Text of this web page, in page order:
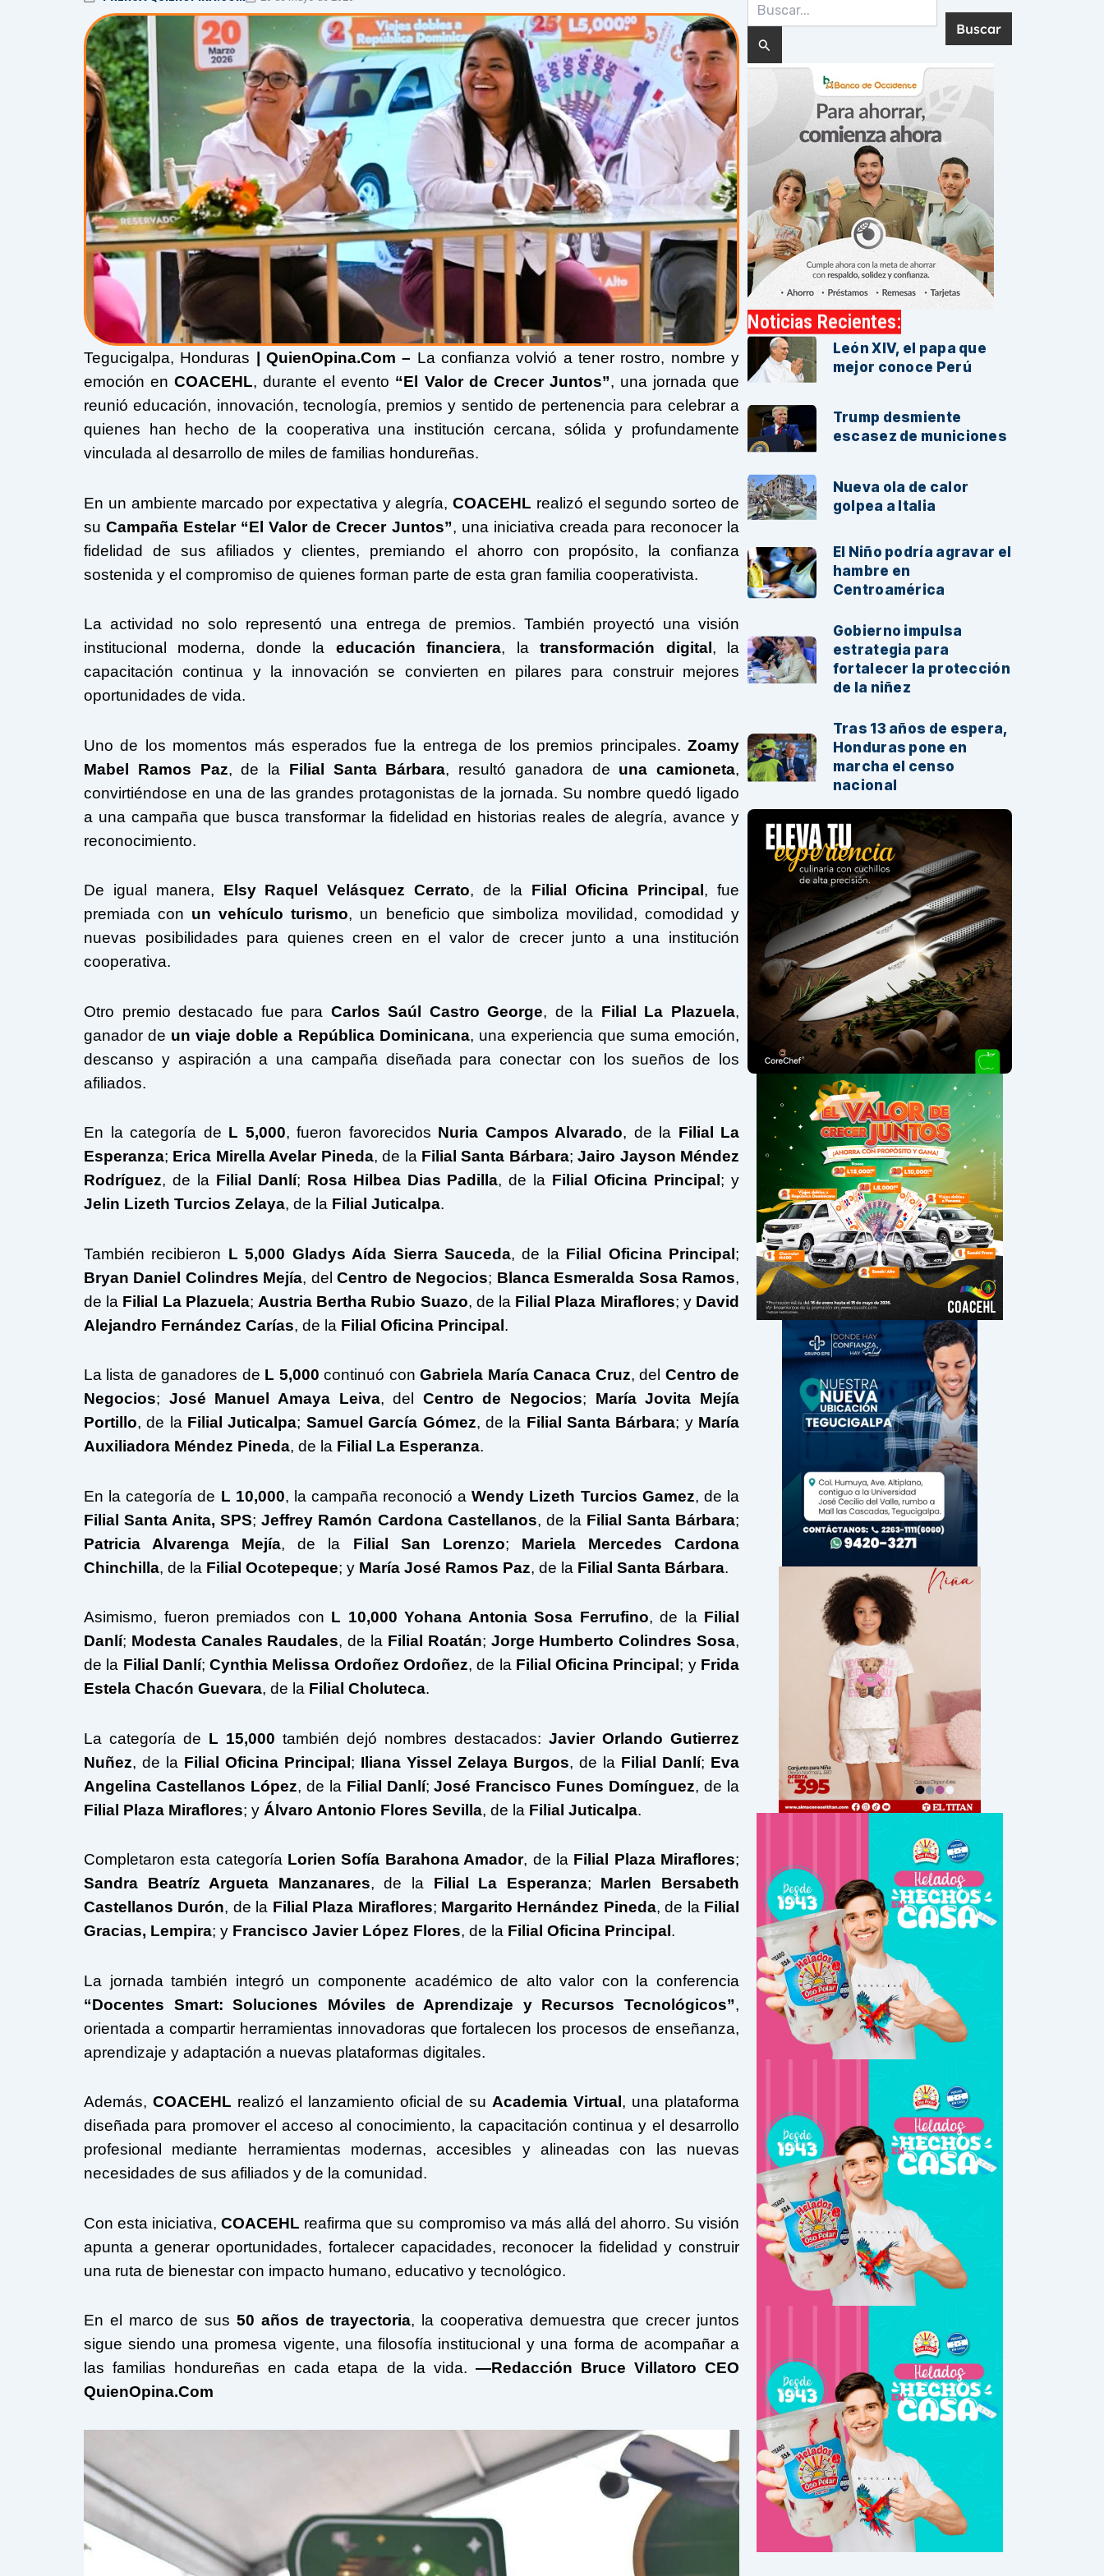
Tegucigalpa, Honduras | QuienOpina.Com – La confianza volvió a tener rostro, nombre y
emoción enCOACEHL, durante el evento “El Valor de Crecer Juntos”, una jornada que
reunió educación, innovación, tecnología, premios y sentido de pertenencia para celebrar a
quienes han hecho de la cooperativa una institución cercana, sólida y profundamente
vinculada al desarrollo de miles de familias hondureñas.
En un ambiente marcado por expectativa y alegría,COACEHL realizó el segundo sorteo de
suCampaña Estelar “El Valor de Crecer Juntos”, una iniciativa creada para reconocer la
fidelidad de sus afiliados y clientes, premiando el ahorro con propósito, la confianza
sostenida y el compromiso de quienes forman parte de esta gran familia cooperativista.
La actividad no solo representó una entrega de premios. También proyectó una visión
institucional moderna, donde la educación financiera, latransformación digital , la
capacitación continua y la innovación se convierten en pilares para construir mejores
oportunidades de vida.
Uno de los momentos más esperados fue la entrega de los premios principales. Zoamy
Mabel Ramos Paz, de la Filial Santa Bárbara, resultó ganadora de una camioneta,
convirtiéndose en una de las grandes protagonistas de la jornada. Su nombre quedó ligado
a una campaña que busca transformar la fidelidad en historias reales de alegría, avance y
reconocimiento.
De igual manera, Elsy Raquel Velásquez Cerrato, de la Filial Oficina Principal , fue
premiada con un vehículo turismo, un beneficio que simboliza movilidad, comodidad y
nuevas posibilidades para quienes creen en el valor de crecer junto a una institución
cooperativa.
Otro premio destacado fue para Carlos Saúl Castro George, de la Filial La Plazuela,
ganador de un viaje doble a República Dominicana, una experiencia que suma emoción,
descanso y aspiración a una campaña diseñada para conectar con los sueños de los
afiliados.
En la categoría de L 5,000, fueron favorecidos Nuria Campos Alvarado, de la Filial La
Esperanza; Erica Mirella Avelar Pineda, de la Filial Santa Bárbara;Jairo Jayson Méndez
Rodríguez, de la Filial Danlí; Rosa Hilbea Dias Padilla, de la Filial Oficina Principal ; y
Jelin Lizeth Turcios Zelaya, de la Filial Juticalpa.
También recibieron L 5,000 Gladys Aída Sierra Sauceda, de la Filial Oficina Principal ;
Bryan Daniel Colindres Mejía, delCentro de Negocios; Blanca Esmeralda Sosa Ramos,
de la Filial La Plazuela; Austria Bertha Rubio Suazo, de la Filial Plaza Miraflores; y David
Alejandro Fernández Carías, de la Filial Oficina Principal .
La lista de ganadores de L 5,000 continuó conGabriela María Canaca Cruz, del Centro de
Negocios; José Manuel Amaya Leiva, del Centro de Negocios; María Jovita Mejía
Portillo, de la Filial Juticalpa; Samuel García Gómez, de la Filial Santa Bárbara; y María
Auxiliadora Méndez Pineda, de la Filial La Esperanza.
En la categoría de L 10,000, la campaña reconoció aWendy Lizeth Turcios Gamez, de la
Filial Santa Anita, SPS;Jeffrey Ramón Cardona Castellanos, de la Filial Santa Bárbara;
Patricia Alvarenga Mejía, de la Filial San Lorenzo; Mariela Mercedes Cardona
Chinchilla, de la Filial Ocotepeque; y María José Ramos Paz, de la Filial Santa Bárbara.
Asimismo, fueron premiados con L 10,000 Yohana Antonia Sosa Ferrufino, de la Filial
Danlí; Modesta Canales Raudales, de la Filial Roatán; Jorge Humberto Colindres Sosa,
de la Filial Danlí;Cynthia Melissa Ordoñez Ordoñez, de la Filial Oficina Principal ; y Frida
Estela Chacón Guevara, de la Filial Choluteca.
La categoría de L 15,000 también dejó nombres destacados: Javier Orlando Gutierrez
Nuñez, de la Filial Oficina Principal ; Iliana Yissel Zelaya Burgos, de la Filial Danlí; Eva
Angelina Castellanos López, de la Filial Danlí;José Francisco Funes Domínguez, de la
Filial Plaza Miraflores; y Álvaro Antonio Flores Sevilla, de la Filial Juticalpa.
Completaron esta categoría Lorien Sofía Barahona Amador, de la Filial Plaza Miraflores;
Sandra Beatríz Argueta Manzanares, de la Filial La Esperanza; Marlen Bersabeth
Castellanos Durón, de la Filial Plaza Miraflores; Margarito Hernández Pineda, de la Filial
Gracias, Lempira; y Francisco Javier López Flores, de la Filial Oficina Principal .
La jornada también integró un componente académico de alto valor con la conferencia
“Docentes Smart: Soluciones Móviles de Aprendizaje y Recursos Tecnológicos”,
orientada a compartir herramientas innovadoras que fortalecen los procesos de enseñanza,
aprendizaje y adaptación a nuevas plataformas digitales.
Además, COACEHL realizó el lanzamiento oficial de suAcademia Virtual , una plataforma
diseñada para promover el acceso al conocimiento, la capacitación continua y el desarrollo
profesional mediante herramientas modernas, accesibles y alineadas con las nuevas
necesidades de sus afiliados y de la comunidad.
Con esta iniciativa,COACEHL reafirma que su compromiso va más allá del ahorro. Su visión
apunta a generar oportunidades, fortalecer capacidades, reconocer la fidelidad y construir
una ruta de bienestar con impacto humano, educativo y tecnológico.
En el marco de sus 50 años de trayectoria, la cooperativa demuestra que crecer juntos
sigue siendo una promesa vigente, una filosofía institucional y una forma de acompañar a
las familias hondureñas en cada etapa de la vida. —Redacción Bruce Villatoro CEO
QuienOpina.Com
por:
Noticias Recientes:León XIV, el papa que
mejor conoce Perú
Trump desmiente
escasez de municiones
Nueva ola de calor
golpea a Italia
El Niño podría agravar el
hambre en
Centroamérica
Gobierno impulsa
estrategia para
fortalecer la protección
de la niñez
Tras 13 años de espera,
Honduras pone en
marcha el censo
nacional